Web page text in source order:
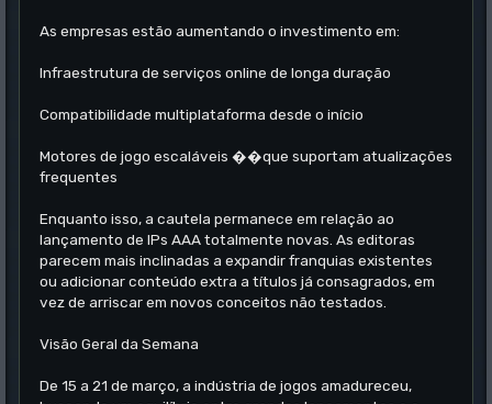
As empresas estão aumentando o investimento em:
Infraestrutura de serviços online de longa duração
Compatibilidade multiplataforma desde o início
Motores de jogo escaláveis ��que suportam atualizações
frequentes
Enquanto isso, a cautela permanece em relação ao
lançamento de IPs AAA totalmente novas. As editoras
parecem mais inclinadas a expandir franquias existentes
ou adicionar conteúdo extra a títulos já consagrados, em
vez de arriscar em novos conceitos não testados.
Visão Geral da Semana
De 15 a 21 de março, a indústria de jogos amadureceu,